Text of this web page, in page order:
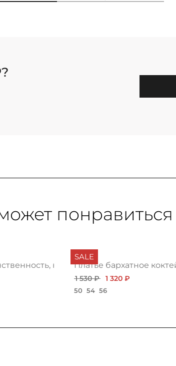
понравиться
нью
SALE
Платье бархатное
1 530 ₽ 1 320 ₽
50 54 56